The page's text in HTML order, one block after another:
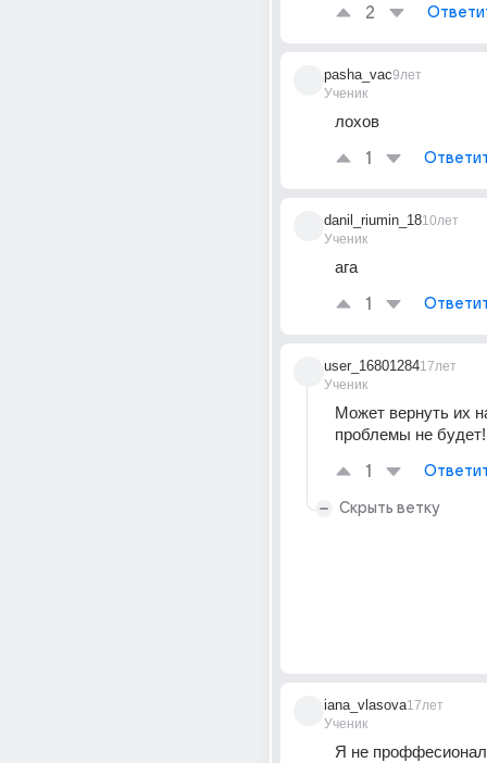
2
pasha_vac
Ученик
9лет
лохов
1
danil_riumin_18
Ученик
10лет
ага
1
user_16801284
Ученик
17лет
Может вернуть их
проблемы не
1
Скрыть ветку
iana_vlasova
Ученик
17лет
Я не